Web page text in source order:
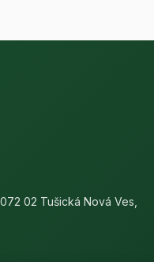
02 Tušická Nová Ves,